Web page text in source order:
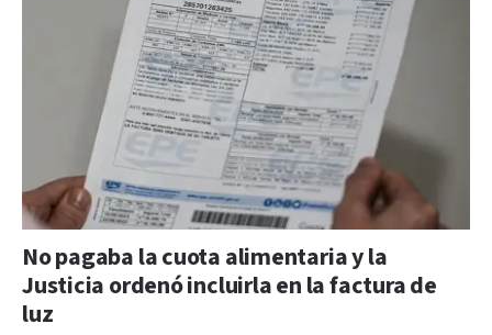
No pagaba la cuota alimentaria y la
Justicia ordenó incluirla en la factura de
luz